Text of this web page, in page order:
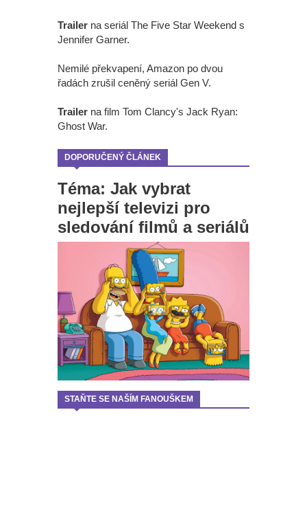
Trailer na seriál The Five Star Weekend s
Jennifer Garner.
Nemilé překvapení, Amazon po dvou
řadách zrušil ceněný seriál Gen V.
Trailer na film Tom Clancy's Jack Ryan:
Ghost War.
DOPORUČENÝ ČLÁNEK
Téma: Jak vybrat
nejlepší televizi pro
sledování filmů a seriálů
STAŇTE SE NAŠÍM FANOUŠKEM